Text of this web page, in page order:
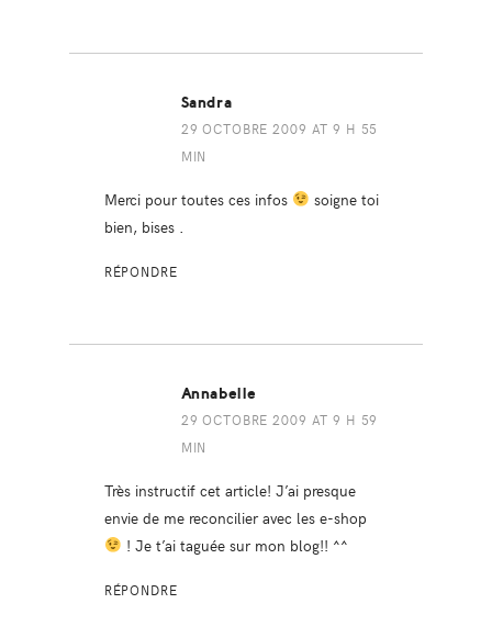
Sandra
29 OCTOBRE 2009 AT 9 H 55
MIN
Merci pour toutes ces infos
soigne toi
bien, bises .
RÉPONDRE
Annabelle
29 OCTOBRE 2009 AT 9 H 59
MIN
Très instructif cet article! J’ai presque
envie de me reconcilier avec les e-shop
! Je t’ai taguée sur mon blog!! ^^
RÉPONDRE